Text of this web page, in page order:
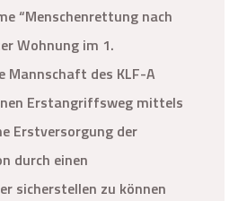
“Menschenrettung nach
Wohnung im 1.
Mannschaft des KLF-A
Erstangriffsweg mittels
Erstversorgung der
durch einen
sicherstellen zu können